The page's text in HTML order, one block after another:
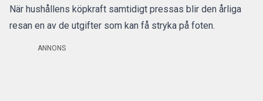
När hushållens köpkraft samtidigt pressas blir den årliga
resan en av de utgifter som kan få stryka på foten.
ANNONS